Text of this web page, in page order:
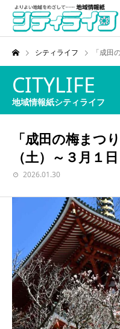
シティライフ 「成田の
CITYLIFE
地域情報紙シティライフ
「成田の梅まつ
（土）～３月１
2026.01.30